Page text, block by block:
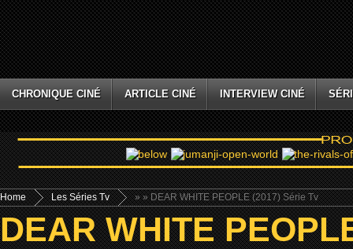
CHRONIQUE CINÉ ARTICLE CINÉ INTERVIEW CINÉ
Home »
Les Séries Tv » DEAR WHITE PEOPLE (2017) Série Tv
DEAR WHITE